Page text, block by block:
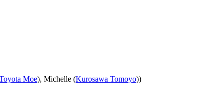
Moe), Michelle (Kurosawa Tomoyo))